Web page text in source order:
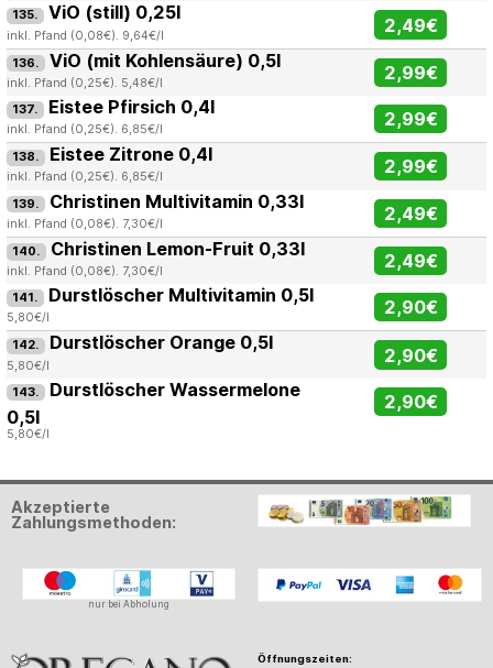
135. ViO (still) 0,25l
inkl. Pfand (0,08€). 9,64€/l 2,49€
136. ViO (mit Kohlensäure) 0,5l
inkl. Pfand (0,25€). 5,48€/l 2,99€
137. Eistee Pfirsich 0,4l
inkl. Pfand (0,25€). 6,85€/l 2,99€
138. Eistee Zitrone 0,4l
inkl. Pfand (0,25€). 6,85€/l 2,99€
139. Christinen Multivitamin 0,33l
inkl. Pfand (0,08€). 7,30€/l 2,49€
140. Christinen Lemon-Fruit 0,33l
inkl. Pfand (0,08€). 7,30€/l 2,49€
141. Durstlöscher Multivitamin 0,5l
5,80€/l 2,90€
142. Durstlöscher Orange 0,5l
5,80€/l 2,90€
143. Durstlöscher Wassermelone
0,5l
5,80€/l
2,90€
Akzeptierte
Zahlungsmethoden:
nur bei Abholung
Öffnungszeiten: